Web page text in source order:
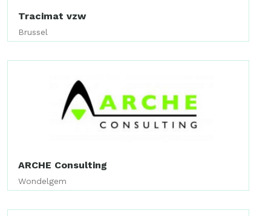
Tracimat vzw
Brussel
ARCHE Consulting
Wondelgem